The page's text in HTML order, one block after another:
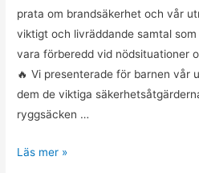
prata om brandsäkerhet och vår
viktigt och livräddande samtal
vara förberedd vid nödsituationer
🔥 Vi presenterade för barnen vår
dem de viktiga
ryggsäcken …
Brandsäkerhet
Läs mer »